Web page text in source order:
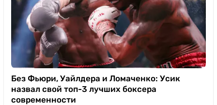
Без Фьюри, Уайлдера и Ломаченко: Усик
назвал свой топ-3 лучших боксера
современности